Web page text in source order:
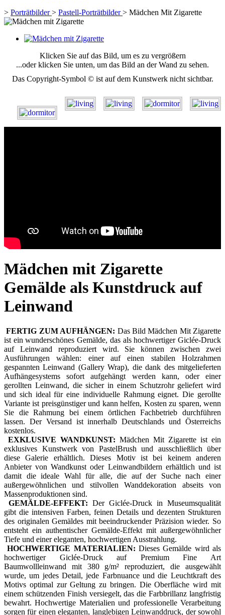
> Porträtbilder> Pastell-Porträtbilder> Mädchen Mit Zigarette
Klicken Sie auf das Bild, um es zu vergrößern
...oder klicken Sie unten, um das Bild an der Wand zu sehen.
Das Copyright-Symbol © ist auf dem Kunstwerk nicht sichtbar.
Mädchen mit Zigarette
Gemälde als Kunstdruck auf
Leinwand
FERTIG ZUM AUFHÄNGEN: Das Bild Mädchen Mit Zigarette
ist ein wunderschönes Gemälde, das als hochwertiger Giclée-Druck
auf Leinwand reproduziert wird. Sie können zwischen zwei
Ausführungen wählen: einer auf einen stabilen Holzrahmen
gespannten Leinwand (Gallery Wrap), die dank des mitgelieferten
Aufhängesystems sofort aufgehängt werden kann, oder einer
gerollten Leinwand, die sicher in einem Schutzrohr geliefert wird
und sich ideal für eine individuelle Rahmung eignet. Die gerollte
Variante ist preisgünstiger und kann helfen, Kosten zu sparen, wenn
Sie die Rahmung bei einem örtlichen Fachbetrieb durchführen
lassen. Der Versand ist innerhalb Deutschlands und Österreichs
kostenlos.
EXKLUSIVE WANDKUNST: Mädchen Mit Zigarette ist ein
exklusives Kunstwerk von PastelBrush und ausschließlich über
diese Galerie erhältlich. Dieses Motiv ist bei keinem anderen
Anbieter von Wandkunst oder Leinwandbildern erhältlich und ist
damit die ideale Wahl für alle, die auf der Suche nach einer
außergewöhnlichen und stilvollen Wanddekoration abseits von
Massenproduktionen sind.
GEMÄLDE-EFFEKT: Der Giclée-Druck in Museumsqualität
gibt die intensiven Farben, feinen Details und dezenten Strukturen
des originalen Gemäldes mit beeindruckender Präzision wieder. So
entsteht ein authentischer Gemälde-Effekt mit außergewöhnlicher
Tiefe und einer eleganten, hochwertigen Ausstrahlung.
HOCHWERTIGE MATERIALIEN: Dieses Gemälde wird als
hochwertiger Giclée-Druck auf Premium Fine Art
Baumwollleinwand mit 380 g/m² reproduziert, die ausgewählt
wurde, um jedes Detail, jede Farbnuance und die Leuchtkraft des
Motivs optimal zur Geltung zu bringen. Die Oberfläche wird mit
einem schützenden Finish versiegelt, das die Farbbrillanz langfristig
bewahrt. Hochwertige Materialien und professionelle Verarbeitung
sorgen für einen eleganten, langlebigen Leinwanddruck, der sowohl